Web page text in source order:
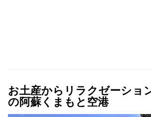
お土産からリラクゼーショ
の阿蘇くまもと空港